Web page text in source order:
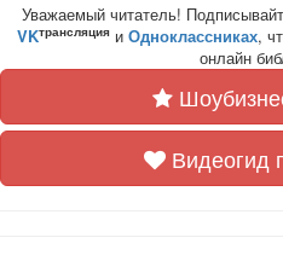
Уважаемый читатель!
VKтрансляция и Одноклассниках,
онлайн
Видеогид